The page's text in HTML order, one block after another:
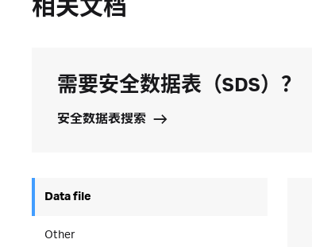
相关文档
需要安全数据表（SDS）？
安全数据表搜索
Data file
Other